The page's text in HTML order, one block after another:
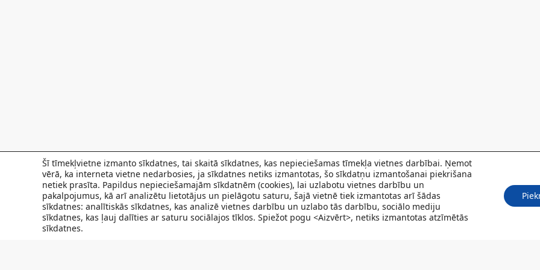
Šī tīmekļvietne izmanto sīkdatnes, tai skaitā sīkdatnes, kas nepieciešamas tīmekļa vietnes darbībai. Ņemot
vērā, ka interneta vietne nedarbosies, ja sīkdatnes netiks izmantotas, šo sīkdatņu izmantošanai piekrišana
netiek prasīta. Papildus nepieciešamajām sīkdatnēm (cookies), lai uzlabotu vietnes darbību un
pakalpojumus, kā arī analizētu lietotājus un pielāgotu saturu, šajā vietnē tiek izmantotas arī šādas
sīkdatnes: analītiskās sīkdatnes, kas analizē vietnes darbību un uzlabo tās darbību, sociālo mediju
sīkdatnes, kas ļauj dalīties ar saturu sociālajos tīklos. Spiežot pogu <Aizvērt>, netiks izmantotas atzīmētās
sīkdatnes.